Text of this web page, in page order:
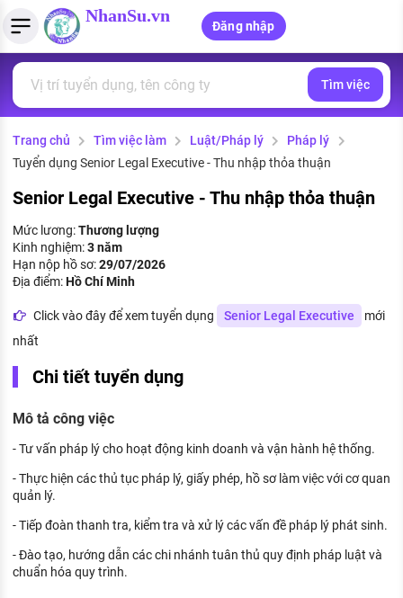
NhanSu.vn
Đăng nhập
Tìm việc làm
Việc làm ngành luật
Việc làm tốt nhất
CÔNG TY
Danh sách nhà tuyển dụng
Quản lý CV
Tải CV lên
MẪU CV THEO STYLE
Mẫu CV đơn giản
Mẫu CV hiện đại
Tính lương Gross - Net
Tính thuế thu nhập cá nhân
PHÁP LUẬT VIỆT NAM
Văn bản pháp luật
Chính sách mới
PHÁP LUẬT LAO ĐỘNG
Lao động và tiền lương
Bảo hiểm và phúc lợi
Thuế thu nhập
Chính sách lao động
KHÁM PHÁ NGHỀ NGHIỆP
Tử vi nghề nghiệp
Kỹ năng nghề nghiệp
HƯỚNG NGHIỆP VIỆC LÀM
Đặc trưng từng nghề
Tìm việc
Trang chủ Tìm việc làm Luật/Pháp lý
Pháp lý
Tuyển dụng Senior Legal Executive - Thu nhập thỏa thuận
Senior Legal Executive - Thu nhập thỏa thuận
Mức lương:Thương lượng
Kinh nghiệm:3 năm
Hạn nộp hồ sơ:29/07/2026
Địa điểm:Hồ Chí Minh
Click vào đây để xem tuyển dụng Senior Legal Executive
mới
nhất
Chi tiết tuyển dụng
Mô tả công việc
- Tư vấn pháp lý cho hoạt động kinh doanh và vận hành hệ thống.
- Thực hiện các thủ tục pháp lý, giấy phép, hồ sơ làm việc với cơ quan
quản lý.
- Tiếp đoàn thanh tra, kiểm tra và xử lý các vấn đề pháp lý phát sinh.
- Đào tạo, hướng dẫn các chi nhánh tuân thủ quy định pháp luật và
chuẩn hóa quy trình.